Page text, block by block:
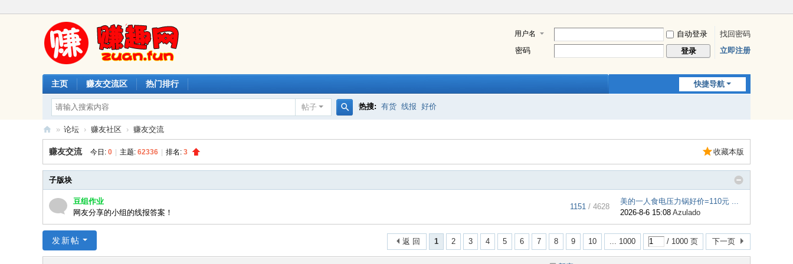
用户名 自动登录
找回密码
密码
登录 立即注册
快捷导航
主页 赚友交流区 热门排行
帖子
索
热搜: 有货 线报 好价
赚
趣
网
» 论坛 › 赚友社区 › 赚友交流
收藏本版
赚友交流 今日: 0 主题: 62336 排名: 3
子版块
豆组作业
网友分享的小组的线报答案！
1151 / 4628
美的一人食电压力锅好价=110元 ...
2026-8-6 15:08 Azulado
1 2 3 4 5 6 7 8 9 10 ... 1000 / 1000 页 下一页
返 回
发新帖